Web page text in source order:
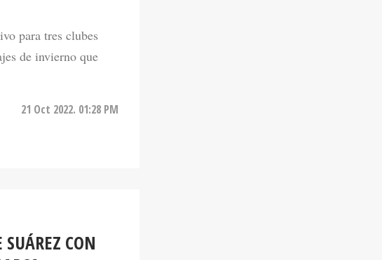
para tres clubes
de invierno que
CON